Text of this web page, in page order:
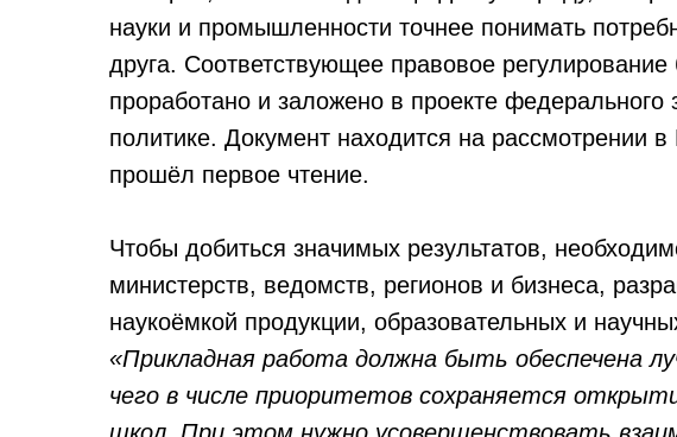
науки и промышленности точнее понимать
друга. Соответствующее правовое
проработано и заложено в проекте федерального
политике. Документ находится на рассмотрении
прошёл первое чтение.
Чтобы добиться значимых результатов,
министерств, ведомств, регионов и бизнеса,
наукоёмкой продукции, образовательных и
«Прикладная работа должна быть обеспечена
чего в числе приоритетов сохраняется